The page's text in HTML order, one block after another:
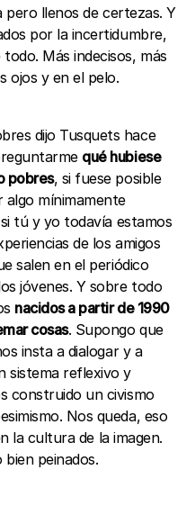
pero llenos de certezas. Y
por la incertidumbre,
Más indecisos, más
ojos y en el pelo.
dijo Tusquets hace
qué hubiese
pobres, si fuese posible
algo mínimamente
tú y yo todavía estamos
de los amigos
salen en el periódico
jóvenes. Y sobre todo
nacidos a partir de 1990
cosas. Supongo que
insta a dialogar y a
sistema reflexivo y
construido un civismo
Nos queda, eso
la cultura de la imagen.
peinados.